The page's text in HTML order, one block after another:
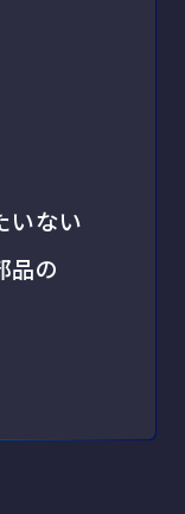
いない
品の